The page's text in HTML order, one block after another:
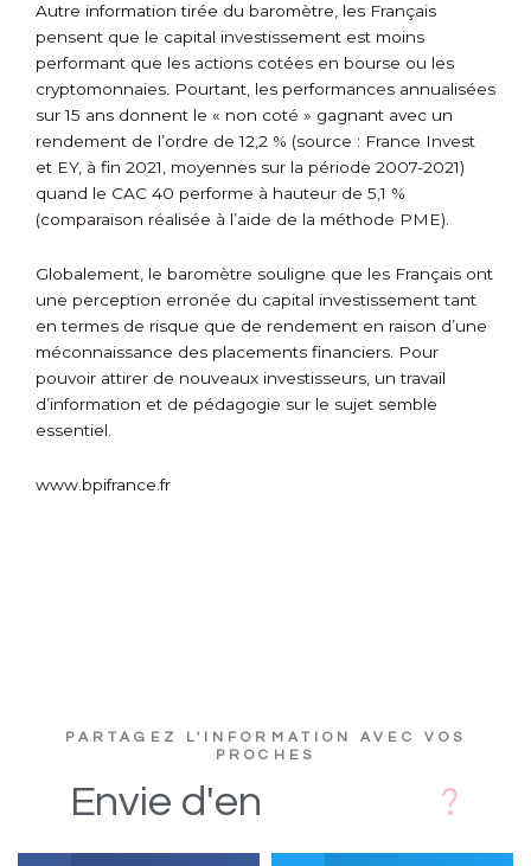
Autre information tirée du baromètre, les Français
pensent que le capital investissement est moins
performant que les actions cotées en bourse ou les
cryptomonnaies. Pourtant, les performances annualisées
sur 15 ans donnent le « non coté » gagnant avec un
rendement de l’ordre de 12,2 % (source : France Invest
et EY, à fin 2021, moyennes sur la période 2007-2021)
quand le CAC 40 performe à hauteur de 5,1 %
(comparaison réalisée à l’aide de la méthode PME).
Globalement, le baromètre souligne que les Français ont
une perception erronée du capital investissement tant
en termes de risque que de rendement en raison d’une
méconnaissance des placements financiers. Pour
pouvoir attirer de nouveaux investisseurs, un travail
d’information et de pédagogie sur le sujet semble
essentiel.
www.bpifrance.fr
PARTAGEZ L'INFORMATION AVEC VOS
PROCHES
Envie d'en